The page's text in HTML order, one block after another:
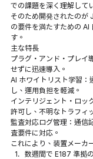
での課題を深く理解して
そのため開発されたの
の要件を満たすための AI
す。
主な特長
プラグ・アンド・プレイ
せずに迅速導入。
AI ホワイトリスト学習：
し、運用負担を軽減。
インテリジェント・ロッ
許可し、不明なトラフィ
監査対応ログ管理：通信
査要件に対応。
これにより、装置メーカ
数週間で E187 準拠